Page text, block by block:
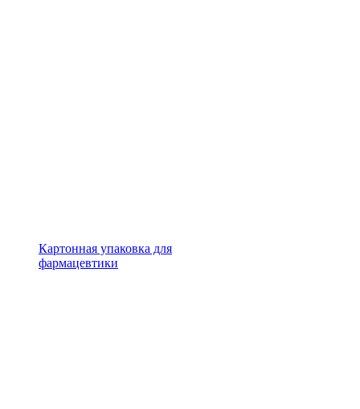
Картонная упаковка для
фармацевтики